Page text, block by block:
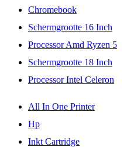
Chromebook
Schermgrootte 16 Inch
Processor Amd Ryzen 5
Schermgrootte 18 Inch
Processor Intel Celeron
All In One Printer
Hp
Inkt Cartridge